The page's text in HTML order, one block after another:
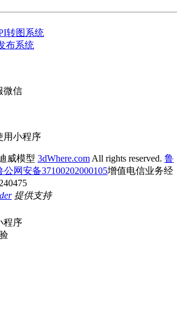
转图系统
布系统
微信
用小程序
威模型 3dWhere.com All rights reserved. 鲁
公网安备37100202000105增值电信业务经
提供支持
程序